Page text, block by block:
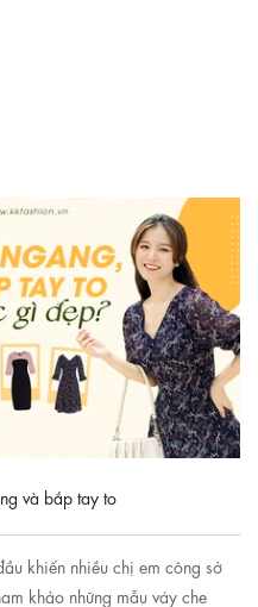
và bắp tay to
khiến nhiều chị em công sở
khảo những mẫu váy che